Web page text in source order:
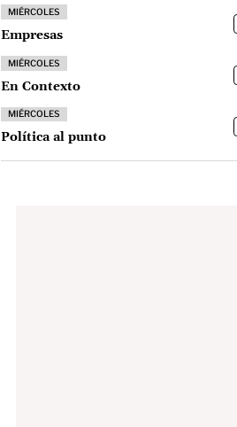
MIÉRCOLES
Empresas
MIÉRCOLES
En Contexto
MIÉRCOLES
Política al punto